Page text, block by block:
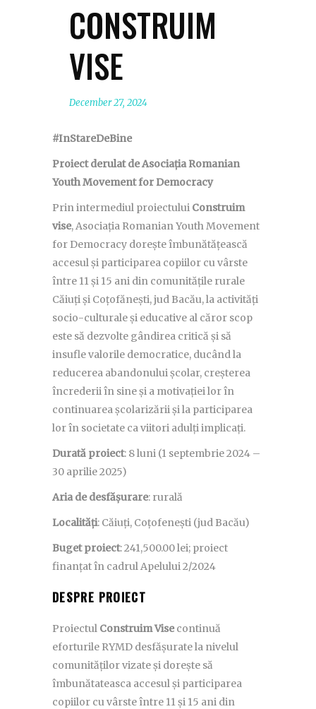
CONSTRUIM
VISE
December 27, 2024
#InStareDeBine
Proiect derulat de Asociația Romanian
Youth Movement for Democracy
Prin intermediul proiectului Construim
vise, Asociația Romanian Youth Movement
for Democracy dorește îmbunătățească
accesul și participarea copiilor cu vârste
între 11 și 15 ani din comunitățile rurale
Căiuți și Coțofănești, jud Bacău, la activități
socio-culturale și educative al căror scop
este să dezvolte gândirea critică și să
insufle valorile democratice, ducând la
reducerea abandonului școlar, creșterea
încrederii în sine și a motivației lor în
continuarea școlarizării și la participarea
lor în societate ca viitori adulți implicați.
Durată proiect: 8 luni (1 septembrie 2024 –
30 aprilie 2025)
Aria de desfășurare: rurală
Localități: Căiuți, Coțofenești (jud Bacău)
Buget proiect: 241,500.00 lei; proiect
finanțat în cadrul Apelului 2/2024
DESPRE PROIECT
Proiectul Construim Visecontinuă
eforturile RYMD desfășurate la nivelul
comunităților vizate și dorește să
îmbunătateasca accesul și participarea
copiilor cu vârste între 11 și 15 ani din